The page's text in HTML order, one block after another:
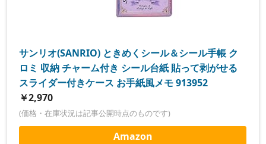
サンリオ(SANRIO) ときめくシール＆シール手帳 ク
ロミ 収納 チャーム付き シール台紙 貼って剥がせる
スライダー付きケース お手紙風メモ 913952
￥2,970
(価格・在庫状況は記事公開時点のものです)
Amazon